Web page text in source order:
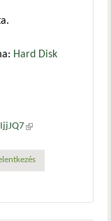
Hard Disk
(külső